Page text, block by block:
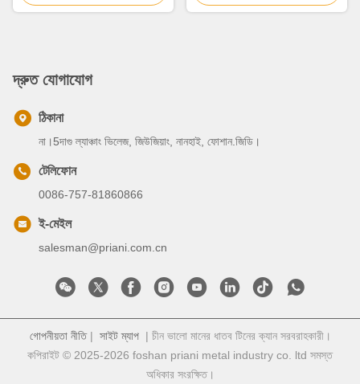
দ্রুত যোগাযোগ
ঠিকানা
না।5দাগু ল্যাঞ্চাং ভিলেজ, জিউজিয়াং, নানহাই, ফোশান.জিডি।
টেলিফোন
0086-757-81860866
ই-মেইল
salesman@priani.com.cn
গোপনীয়তা নীতি| সাইট ম্যাপ| চীন ভালো মানের ধাতব টিনের ক্যান সরবরাহকারী।
কপিরাইট © 2025-2026 foshan priani metal industry co. ltd সমস্ত
অধিকার সংরক্ষিত।